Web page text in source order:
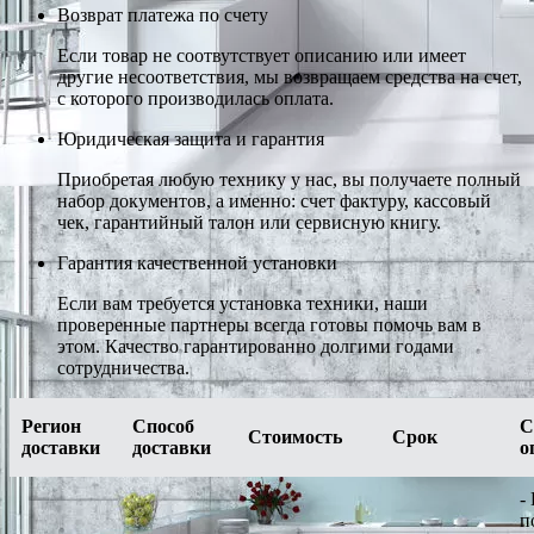
Возврат платежа по счету
Если товар не соотвутствует описанию или имеет
другие несоответствия, мы возвращаем средства на счет,
с которого производилась оплата.
Юридическая защита и гарантия
Приобретая любую технику у нас, вы получаете полный
набор документов, а именно: счет фактуру, кассовый
чек, гарантийный талон или сервисную книгу.
Гарантия качественной установки
Если вам требуется установка техники, наши
проверенные партнеры всегда готовы помочь вам в
этом. Качество гарантированно долгими годами
сотрудничества.
Регион
доставки
Способ
доставки
Стоимость Срок
-